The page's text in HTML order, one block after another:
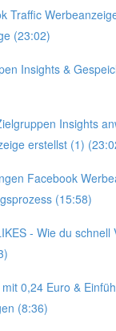
Traffic
(23:02)
Insights &
Insights
erstellst (1)
Facebook
(15:58)
- Wie du schnell
0,24 Euro &
(8:36)